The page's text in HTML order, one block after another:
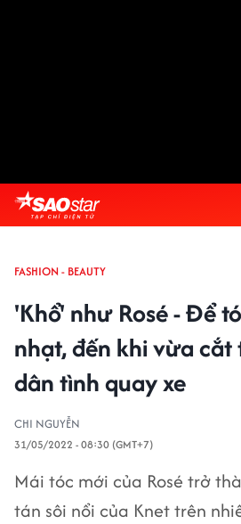
FASHION - BEAUTY
'Khổ' như Rosé - Để
nhạt, đến khi vừa cắt
dân tình quay xe
CHI NGUYỄN
31/05/2022 - 08:30 (GMT+7)
Mái tóc mới của Rosé trở
tán sôi nổi của Knet trên